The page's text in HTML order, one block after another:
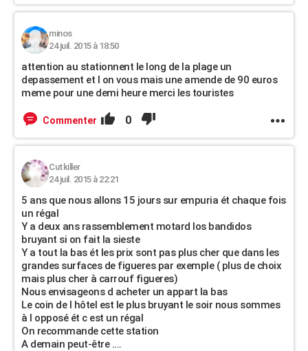
minos
24 juil. 2015 à 18:50
attention au stationnent le long de la plage un
depassement et l on vous mais une amende de 90 euros
meme pour une demi heure merci les touristes
Commenter 0
Cutkiller
24 juil. 2015 à 22:21
5 ans que nous allons 15 jours sur empuria ét chaque fois
un régal
Y a deux ans rassemblement motard los bandidos
bruyant si on fait la sieste
Y a tout la bas ét les prix sont pas plus cher que dans les
grandes surfaces de figueres par exemple ( plus de choix
mais plus cher à carrouf figueres)
Nous envisageons d acheter un appart la bas
Le coin de l hôtel est le plus bruyant le soir nous sommes
à l opposé ét c est un régal
On recommande cette station
A demain peut-être ....